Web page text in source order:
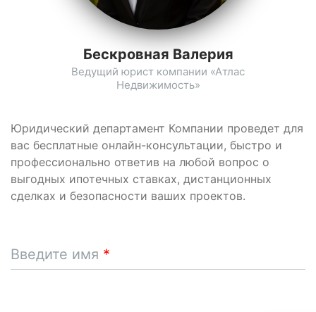
Юридический департамент Компании проведет для
вас бесплатные онлайн-консультации, быстро и
профессионально ответив на любой вопрос о
выгодных ипотечных ставках, дистанционных
сделках и безопасности ваших проектов.
Введите имя
Бескровная Валерия
Ведущий юрист компании «Атлас
Недвижимость»